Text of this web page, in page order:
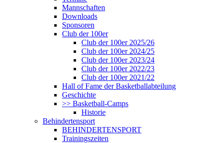
Mannschaften
Downloads
Sponsoren
Club der 100er
Club der 100er 2025/26
Club der 100er 2024/25
Club der 100er 2023/24
Club der 100er 2022/23
Club der 100er 2021/22
Hall of Fame der Basketballabteilung
Geschichte
>> Basketball-Camps
Historie
Behindertensport
BEHINDERTENSPORT
Trainingszeiten